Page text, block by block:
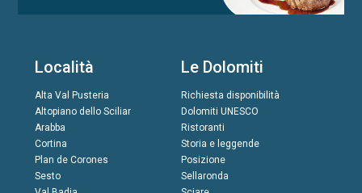
Località
Alta Val Pusteria
Altopiano dello Sciliar
Arabba
Cortina
Plan de Corones
Sesto
Le Dolomiti
Richiesta disponibilità
Dolomiti UNESCO
Ristoranti
Storia e leggende
Posizione
Sellaronda